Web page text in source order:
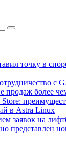
точку в
с
продаж более
Store:
в Astra Linux
заявок на
представлен